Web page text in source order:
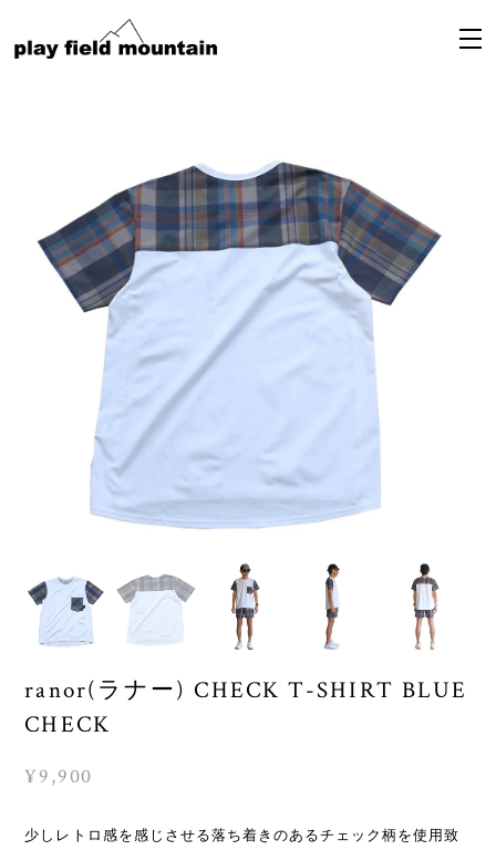
ranor(ラナー) CHECK T-SHIRT BLUE
CHECK
¥9,900
少しレトロ感を感じさせる落ち着きのあるチェック柄を使用致